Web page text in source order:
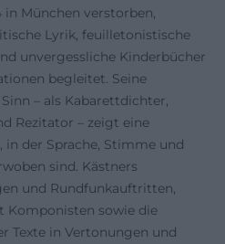
in München verstorben,
Lyrik, feuilletonistische
unvergessliche Kinderbücher
begleitet. Seine
– als Kabarettdichter,
Rezitator – zeigt eine
der Sprache, Stimme und
sind. Kästners
und Rundfunkauftritten,
Komponisten sowie die
Texte in Vertonungen und